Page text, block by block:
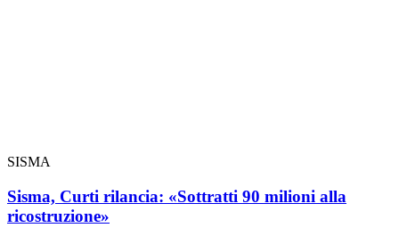
SISMA
Sisma, Curti rilancia: «Sottratti 90 milioni alla
ricostruzione»